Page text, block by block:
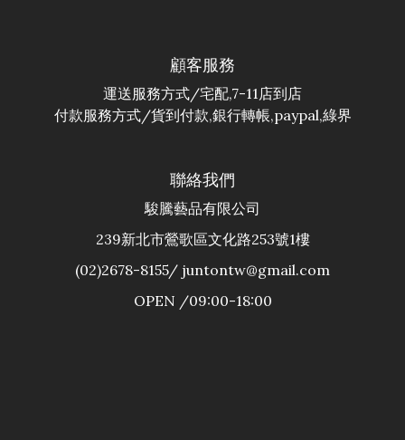
顧客服務
運送服務方式/宅配,7-11店到店
付款服務方式/貨到付款,銀行轉帳,paypal,綠界
聯絡我們
駿騰藝品有限公司
239新北市鶯歌區文化路253號1樓
(02)2678-8155/ juntontw@gmail.com
OPEN /09:00-18:00